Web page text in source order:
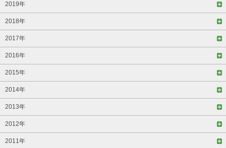
2019年
2018年
2017年
2016年
2015年
2014年
2013年
2012年
2011年